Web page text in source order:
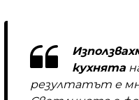
кухнята
резултатът е